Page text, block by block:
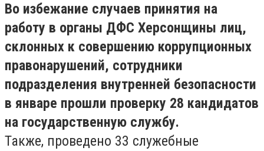
Во избежание случаев принятия на
работу в органы ДФС Херсонщины лиц,
склонных к совершению коррупционных
правонарушений, сотрудники
подразделения внутренней безопасности
в январе прошли проверку 28 кандидатов
на государственную службу.
Также, проведено 33 служебные